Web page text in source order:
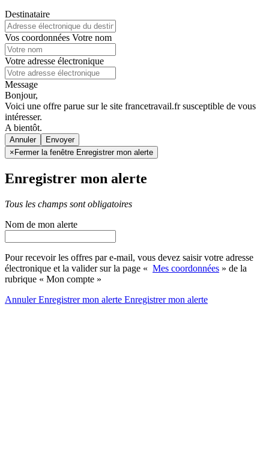
Destinataire
Vos coordonnées Votre nom
Votre adresse électronique
Message
Bonjour,
Voici une offre parue sur le site francetravail.fr susceptible de vous
intéresser.
A bientôt.
Annuler
× Fermer la fenêtre Enregistrer mon alerte
Enregistrer mon alerte
Tous les champs sont obligatoires
Nom de mon alerte
Pour recevoir les offres par e-mail, vous devez saisir votre adresse
électronique et la valider sur la page « Mes coordonnées » de la
rubrique « Mon compte »
AnnulerEnregistrer mon alerte Enregistrermon alerte